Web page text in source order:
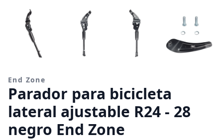
End Zone
Parador para bicicleta
lateral ajustable R24 - 28
negro End Zone